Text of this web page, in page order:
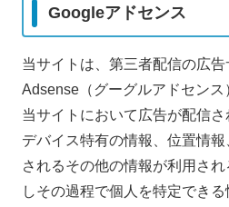
Googleアドセンス
当サイトは、第三者配信の広
Adsense（グーグルアドセンス
当サイトにおいて広告が配信
デバイス特有の情報、位置情
されるその他の情報が利用さ
しその過程で個人を特定できる